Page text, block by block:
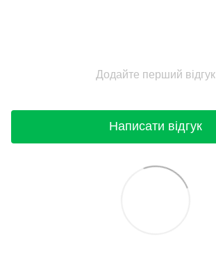
Додайте перший відгук
Написати відгук